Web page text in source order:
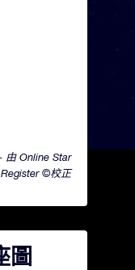
由 Online Star
Register ©校正
圖